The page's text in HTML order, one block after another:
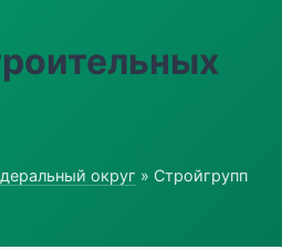
округ » Стройгрупп